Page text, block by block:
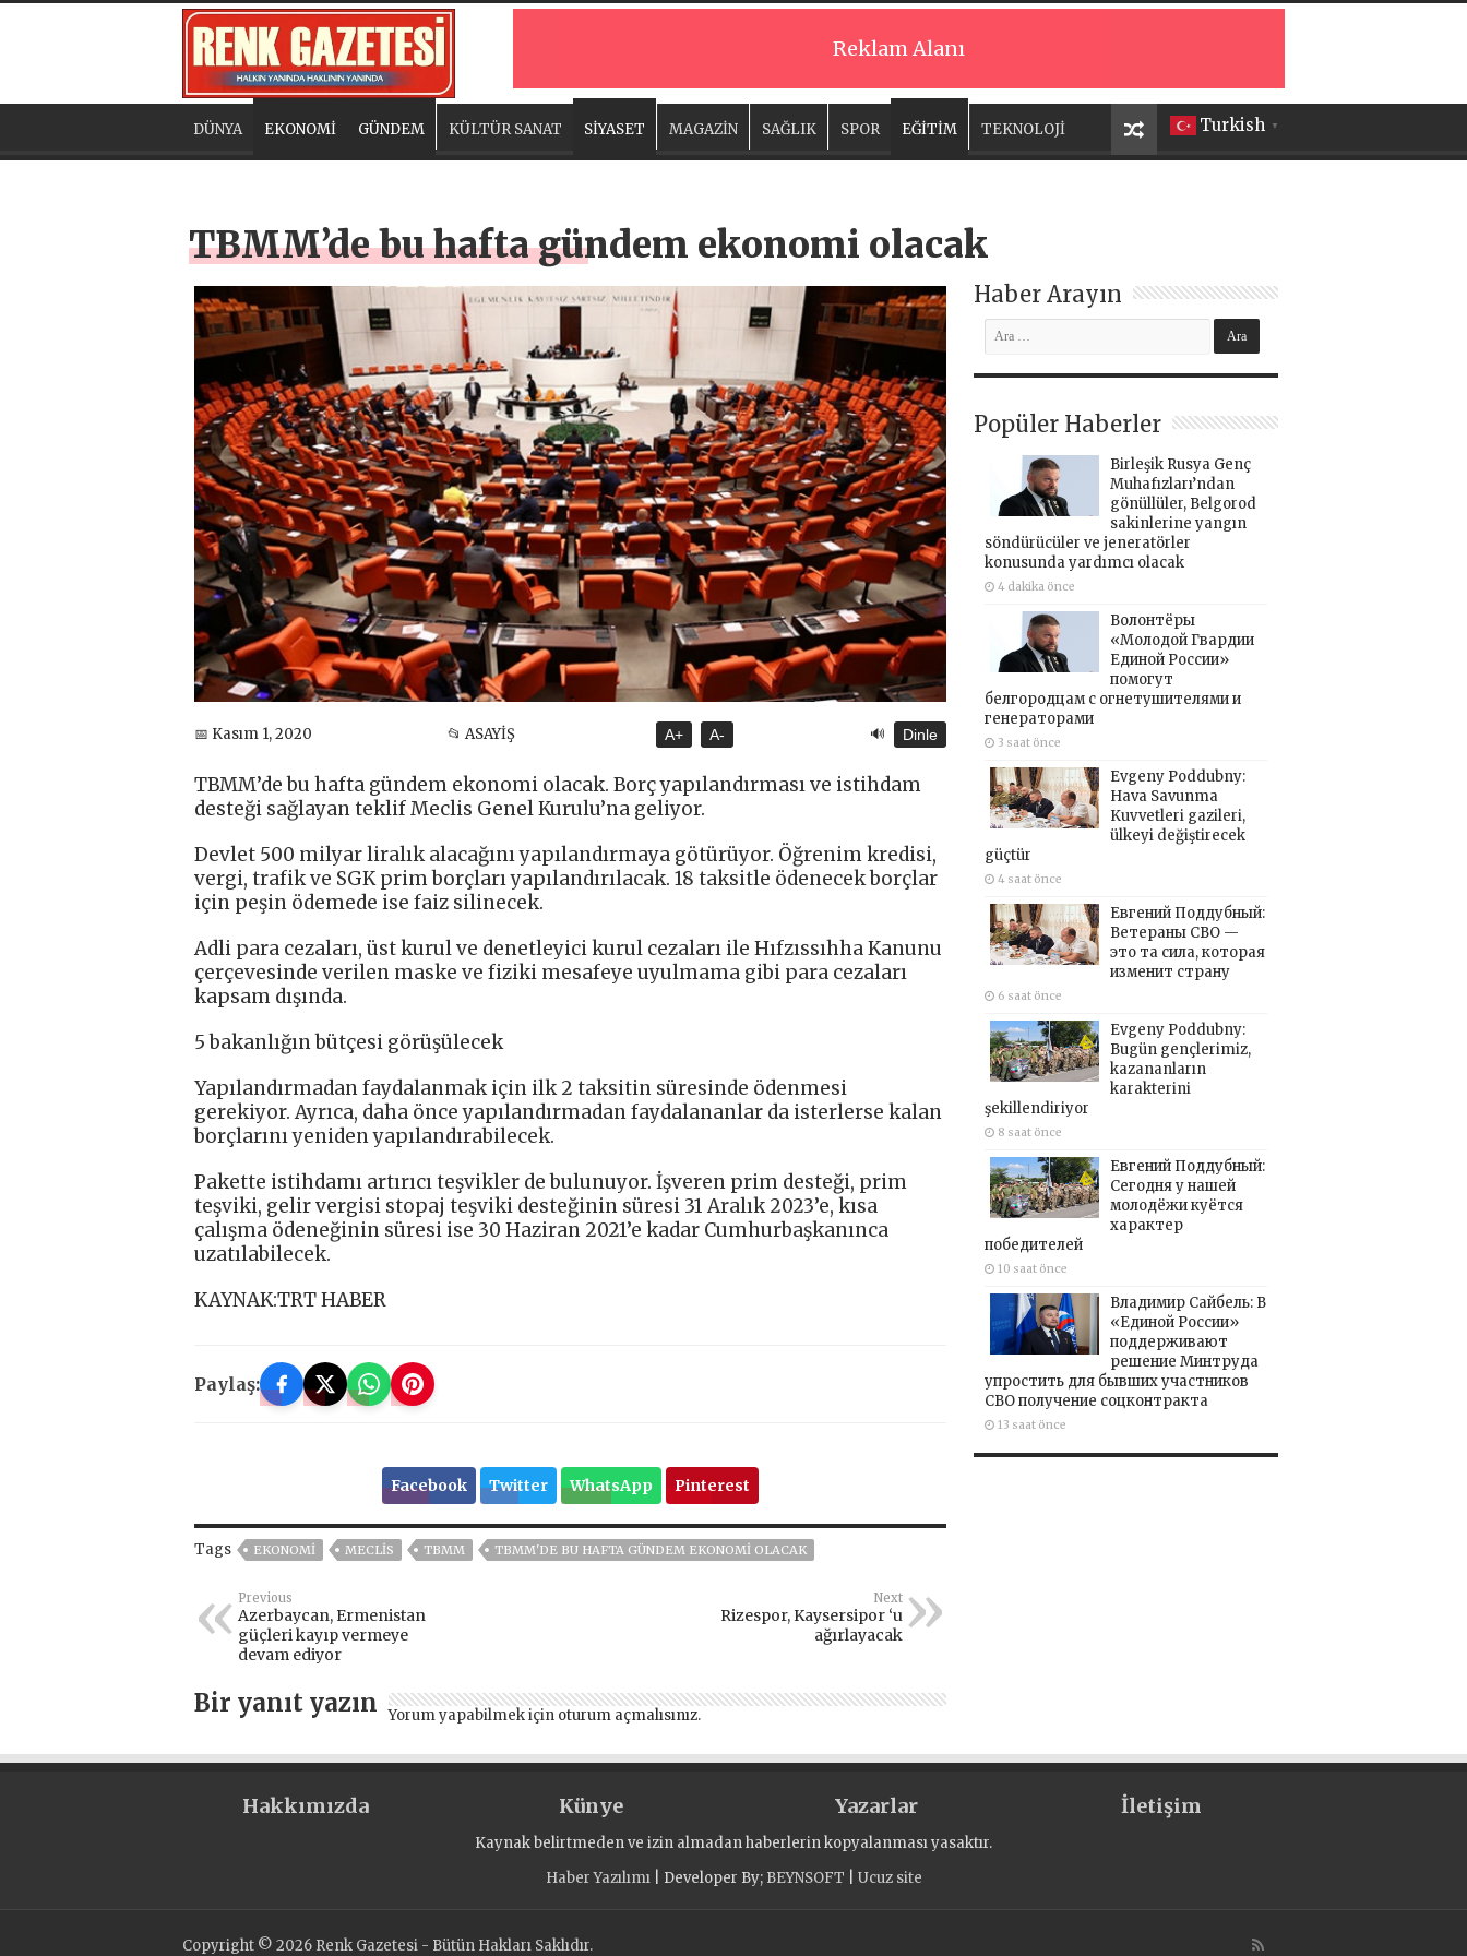
Reklam Alanı
Turkish ▼
DÜNYA EKONOMİ GÜNDEM KÜLTÜR SANAT SİYASET MAGAZİN SAĞLIK SPOR EĞİTİM TEKNOLOJİ
TBMM’de bu hafta gündem ekonomi olacak
📅 Kasım 1, 2020 📂 ASAYİŞ A+ A- 🔊 Dinle
TBMM’de bu hafta gündem ekonomi olacak. Borç yapılandırması ve istihdam
desteği sağlayan teklif Meclis Genel Kurulu’na geliyor.
Devlet 500 milyar liralık alacağını yapılandırmaya götürüyor. Öğrenim kredisi,
vergi, trafik ve SGK prim borçları yapılandırılacak. 18 taksitle ödenecek borçlar
için peşin ödemede ise faiz silinecek.
Adli para cezaları, üst kurul ve denetleyici kurul cezaları ile Hıfzıssıhha Kanunu
çerçevesinde verilen maske ve fiziki mesafeye uyulmama gibi para cezaları
kapsam dışında.
5 bakanlığın bütçesi görüşülecek
Yapılandırmadan faydalanmak için ilk 2 taksitin süresinde ödenmesi
gerekiyor. Ayrıca, daha önce yapılandırmadan faydalananlar da isterlerse kalan
borçlarını yeniden yapılandırabilecek.
Pakette istihdamı artırıcı teşvikler de bulunuyor. İşveren prim desteği, prim
teşviki, gelir vergisi stopaj teşviki desteğinin süresi 31 Aralık 2023’e, kısa
çalışma ödeneğinin süresi ise 30 Haziran 2021’e kadar Cumhurbaşkanınca
uzatılabilecek.
KAYNAK:TRT HABER
Paylaş:
Facebook Twitter WhatsApp Pinterest
Tags EKONOMİ MECLIS TBMM TBMM'DE BU HAFTA GÜNDEM EKONOMI OLACAK
Previous
Azerbaycan, Ermenistan
güçleri kayıp vermeye
devam ediyor
Next
Rizespor, Kaysersipor ‘u
ağırlayacak
Bir yanıt yazın Yorum yapabilmek için oturum açmalısınız.
Haber Arayın
Popüler Haberler
Birleşik Rusya Genç
Muhafızları’ndan
gönüllüler, Belgorod
sakinlerine yangın
söndürücüler ve jeneratörler
konusunda yardımcı olacak
4 dakika önce
Волонтёры
«Молодой Гвардии
Единой России»
помогут
белгородцам с огнетушителями и
генераторами
3 saat önce
Evgeny Poddubny:
Hava Savunma
Kuvvetleri gazileri,
ülkeyi değiştirecek
güçtür
4 saat önce
Евгений Поддубный:
Ветераны СВО —
это та сила, которая
изменит страну
6 saat önce
Evgeny Poddubny:
Bugün gençlerimiz,
kazananların
karakterini
şekillendiriyor
8 saat önce
Евгений Поддубный:
Сегодня у нашей
молодёжи куётся
характер
победителей
10 saat önce
Владимир Сайбель: В
«Единой России»
поддерживают
решение Минтруда
упростить для бывших участников
СВО получение соцконтракта
13 saat önce
Hakkımızda Künye Yazarlar İletişim
Kaynak belirtmeden ve izin almadan haberlerin kopyalanması yasaktır.
Haber Yazılımı| Developer By; BEYNSOFT Ucuz site
Copyright © 2026 Renk Gazetesi - Bütün Hakları Saklıdır.